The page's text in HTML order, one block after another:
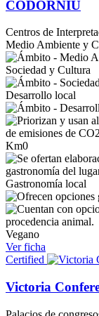
CODORNÍU
Centros de
Medio Ambiente y
Sociedad y Cultura
Desarrollo local
Km0
Gastronomía local
Vegano
Ver ficha
Certified
Victoria